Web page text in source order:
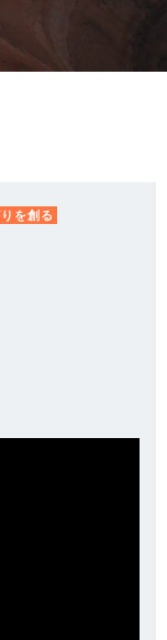
を創る